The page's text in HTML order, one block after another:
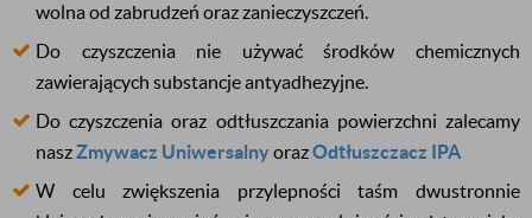
wolna od zabrudzeń oraz zanieczyszczeń.
Do czyszczenia nie używać środków chemicznych
zawierających substancje antyadhezyjne.
Do czyszczenia oraz odtłuszczania powierzchni zalecamy
naszZmywacz UniwersalnyorazOdtłuszczacz IPA
W celu zwiększenia przylepności taśm dwustronnie